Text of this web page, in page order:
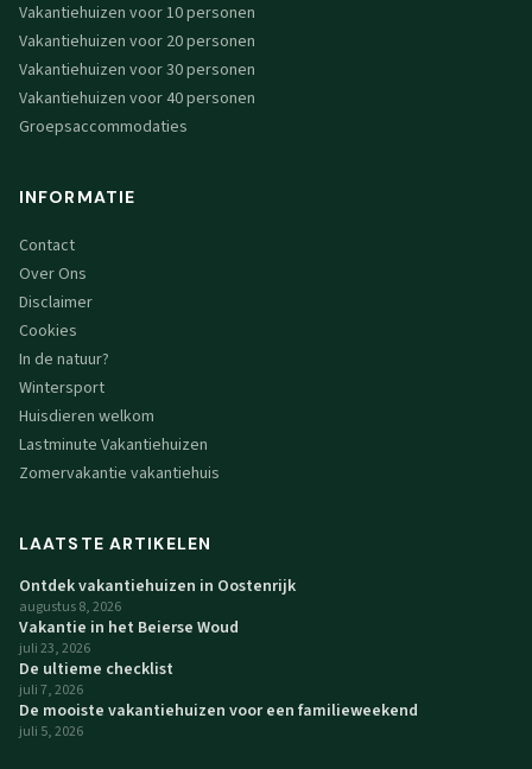
Vakantiehuizen voor 10 personen
Vakantiehuizen voor 20 personen
Vakantiehuizen voor 30 personen
Vakantiehuizen voor 40 personen
Groepsaccommodaties
INFORMATIE
Contact
Over Ons
Disclaimer
Cookies
In de natuur?
Wintersport
Huisdieren welkom
Lastminute Vakantiehuizen
Zomervakantie vakantiehuis
LAATSTE ARTIKELEN
Ontdek vakantiehuizen in Oostenrijk
augustus 8, 2026
Vakantie in het Beierse Woud
juli 23, 2026
De ultieme checklist
juli 7, 2026
De mooiste vakantiehuizen voor een familieweekend
juli 5, 2026